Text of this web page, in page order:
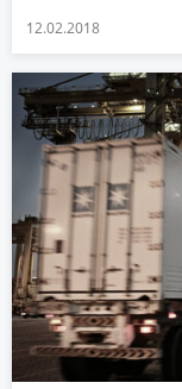
12.02.2018